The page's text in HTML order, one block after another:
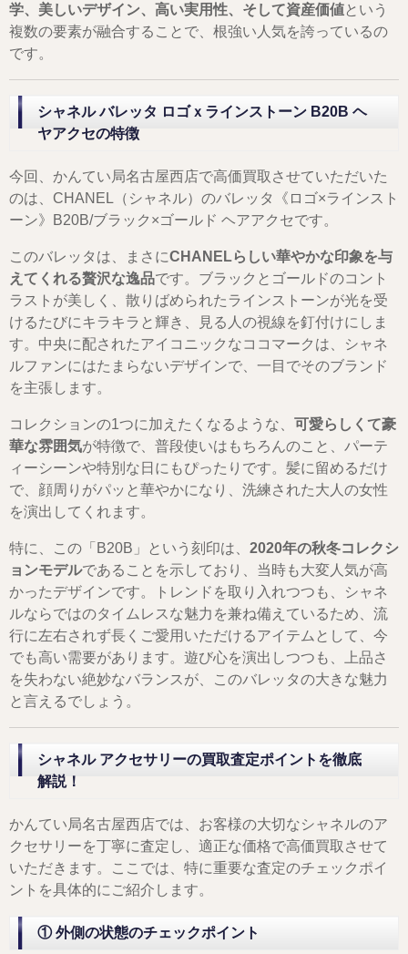
学、美しいデザイン、高い実用性、そして資産価値という
複数の要素が融合することで、根強い人気を誇っているの
です。
シャネル バレッタ ロゴｘラインストーン B20B ヘ
ヤアクセの特徴
今回、かんてい局名古屋西店で高価買取させていただいた
のは、CHANEL（シャネル）のバレッタ《ロゴ×ラインスト
ーン》B20B/ブラック×ゴールド ヘアアクセです。
このバレッタは、まさにCHANELらしい華やかな印象を与
えてくれる贅沢な逸品です。ブラックとゴールドのコント
ラストが美しく、散りばめられたラインストーンが光を受
けるたびにキラキラと輝き、見る人の視線を釘付けにしま
す。中央に配されたアイコニックなココマークは、シャネ
ルファンにはたまらないデザインで、一目でそのブランド
を主張します。
コレクションの1つに加えたくなるような、 可愛らしくて豪
華な雰囲気が特徴で、普段使いはもちろんのこと、パーテ
ィーシーンや特別な日にもぴったりです。髪に留めるだけ
で、顔周りがパッと華やかになり、洗練された大人の女性
を演出してくれます。
特に、この「B20B」という刻印は、 2020年の秋冬コレクシ
ョンモデルであることを示しており、当時も大変人気が高
かったデザインです。トレンドを取り入れつつも、シャネ
ルならではのタイムレスな魅力を兼ね備えているため、流
行に左右されず長くご愛用いただけるアイテムとして、今
でも高い需要があります。遊び心を演出しつつも、上品さ
を失わない絶妙なバランスが、このバレッタの大きな魅力
と言えるでしょう。
シャネル アクセサリーの買取査定ポイントを徹底
解説！
かんてい局名古屋西店では、お客様の大切なシャネルのア
クセサリーを丁寧に査定し、適正な価格で高価買取させて
いただきます。ここでは、特に重要な査定のチェックポイ
ントを具体的にご紹介します。
① 外側の状態のチェックポイント